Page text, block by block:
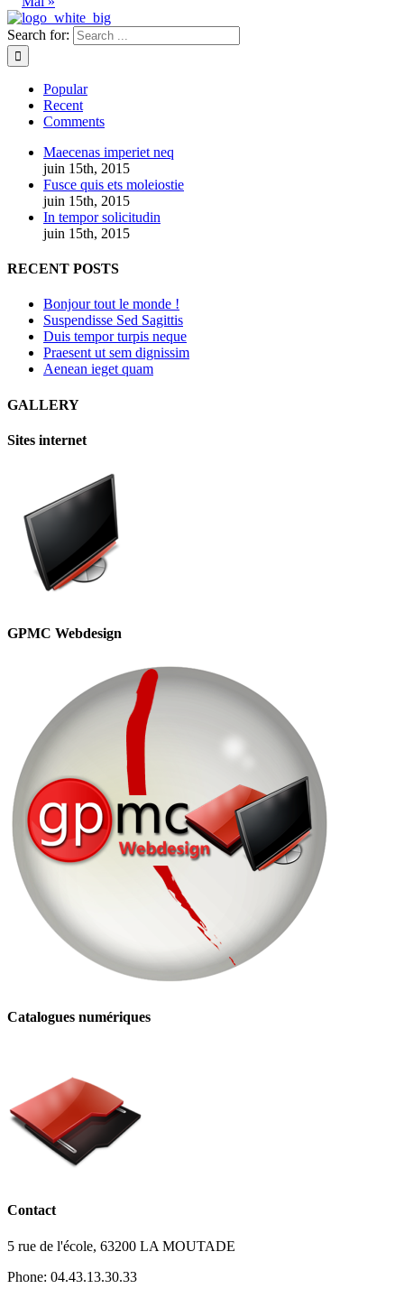
Search for:
Popular
Recent
Comments
Maecenas imperiet neq
juin 15th, 2015
Fusce quis ets moleiostie
juin 15th, 2015
In tempor solicitudin
juin 15th, 2015
RECENT POSTS
Bonjour tout le monde !
Suspendisse Sed Sagittis
Duis tempor turpis neque
Praesent ut sem dignissim
Aenean ieget quam
GALLERY
Sites internet
GPMC Webdesign
Catalogues numériques
Contact
5 rue de l'école, 63200 LA MOUTADE
Phone: 04.43.13.30.33